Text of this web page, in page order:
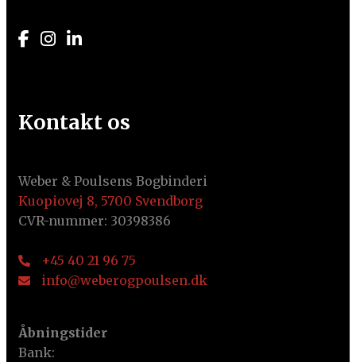
Kontakt os
Weber & Poulsens Bogbinderi
Kuopiovej 8, 5700 Svendborg
CVR-nummer: 30398386
+45 40 21 96 75
info@weberogpoulsen.dk
Åbningstider
Bank: